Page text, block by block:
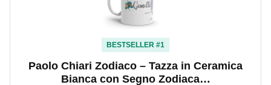
BESTSELLER #1
Paolo Chiari Zodiaco – Tazza in Ceramica
Bianca con Segno Zodiaca…